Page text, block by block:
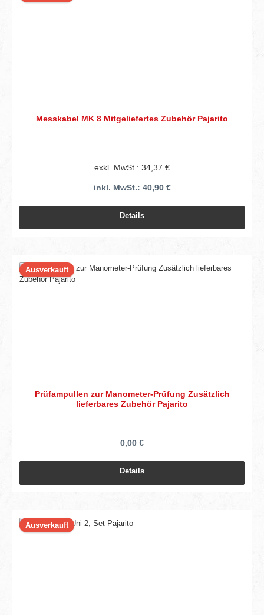
Messkabel MK 8 Mitgeliefertes Zubehör Pajarito
exkl. MwSt.: 34,37 €
inkl. MwSt.: 40,90 €
Details
Ausverkauft
Prüfampullen zur Manometer-Prüfung Zusätzlich
lieferbares Zubehör Pajarito
0,00 €
Details
Ausverkauft